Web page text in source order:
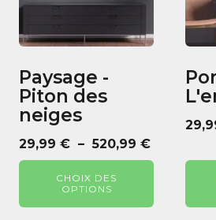
Paysage -
Piton des
neiges
29,99 € – 520,99 €Plage
de
29,99 €
CHOIX DES
OPTIONS
options
être
choisies
sur
la
page
produit
Les
être
sur